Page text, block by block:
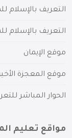
التعريف بالإسلام
التعريف بالإسلام
موقع الإيمان
موقع المعجزة
الحوار المباشر
مواقع تعليم